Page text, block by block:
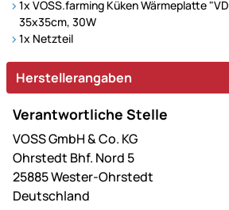
1x VOSS.farming Küken Wärmeplatte
35x35cm, 30W
1x Netzteil
Herstellerangaben
Verantwortliche Stelle
VOSS GmbH & Co. KG
Ohrstedt Bhf. Nord 5
25885 Wester-Ohrstedt
Deutschland